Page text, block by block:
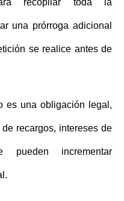
recopilar toda la
una prórroga adicional
se realice antes de
es una obligación legal,
recargos, intereses de
incrementar